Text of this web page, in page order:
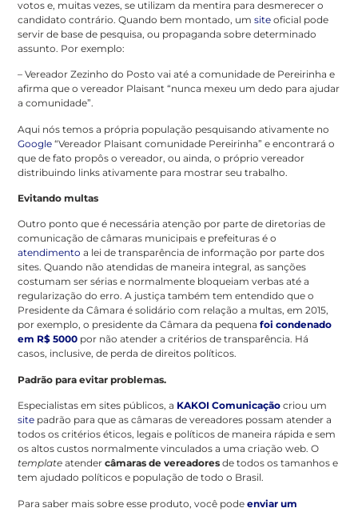
votos e, muitas vezes, se utilizam da mentira para desmerecer o
candidato contrário. Quando bem montado, umsite oficial pode
servir de base de pesquisa, ou propaganda sobre determinado
assunto. Por exemplo:
– Vereador Zezinho do Posto vai até a comunidade de Pereirinha e
afirma que o vereador Plaisant “nunca mexeu um dedo para ajudar
a comunidade”.
Aqui nós temos a própria população pesquisando ativamente no
Google “Vereador Plaisant comunidade Pereirinha” e encontrará o
que de fato propôs o vereador, ou ainda, o próprio vereador
distribuindo links ativamente para mostrar seu trabalho.
Evitando multas
Outro ponto que é necessária atenção por parte de diretorias de
comunicação de câmaras municipais e prefeituras é o
atendimento a lei de transparência de informação por parte dos
sites. Quando não atendidas de maneira integral, as sanções
costumam ser sérias e normalmente bloqueiam verbas até a
regularização do erro. A justiça também tem entendido que o
Presidente da Câmara é solidário com relação a multas, em 2015,
por exemplo, o presidente da Câmara da pequenafoi condenado
em R$ 5000 por não atender a critérios de transparência. Há
casos, inclusive, de perda de direitos políticos.
Padrão para evitar problemas.
Especialistas em sites públicos, a KAKOI Comunicação criou um
site padrão para que as câmaras de vereadores possam atender a
todos os critérios éticos, legais e políticos de maneira rápida e sem
os altos custos normalmente vinculados a uma criação web. O
template atendercâmaras de vereadores de todos os tamanhos e
tem ajudado políticos e população de todo o Brasil.
Para saber mais sobre esse produto, você podeenviar um